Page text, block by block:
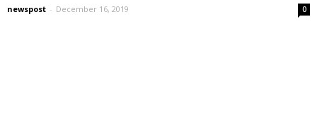
newspost - December 16, 2019 0